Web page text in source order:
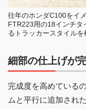
往年のホンダC100をイ
FTR223用の18インチタ
るトラッカースタイルを
細部の仕上げが
完成度を高めている
ムと平行に追加され